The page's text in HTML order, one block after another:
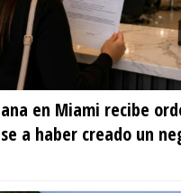
en Miami recibe
a haber creado un